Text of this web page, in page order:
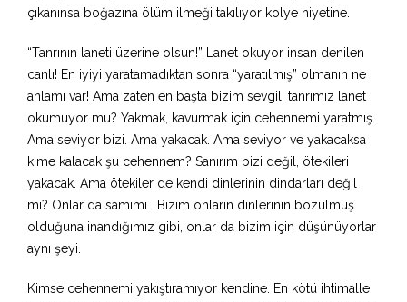
çıkanınsa boğazına ölüm ilmeği takılıyor kolye niyetine.
“Tanrının laneti üzerine olsun!” Lanet okuyor insan denilen
canlı! En iyiyi yaratamadıktan sonra “yaratılmış” olmanın ne
anlamı var! Ama zaten en başta bizim sevgili tanrımız lanet
okumuyor mu? Yakmak, kavurmak için cehennemi yaratmış.
Ama seviyor bizi. Ama yakacak. Ama seviyor ve yakacaksa
kime kalacak şu cehennem? Sanırım bizi değil, ötekileri
yakacak. Ama ötekiler de kendi dinlerinin dindarları değil
mi? Onlar da samimi… Bizim onların dinlerinin bozulmuş
olduğuna inandığımız gibi, onlar da bizim için düşünüyorlar
aynı şeyi.
Kimse cehennemi yakıştıramıyor kendine. En kötü ihtimalle